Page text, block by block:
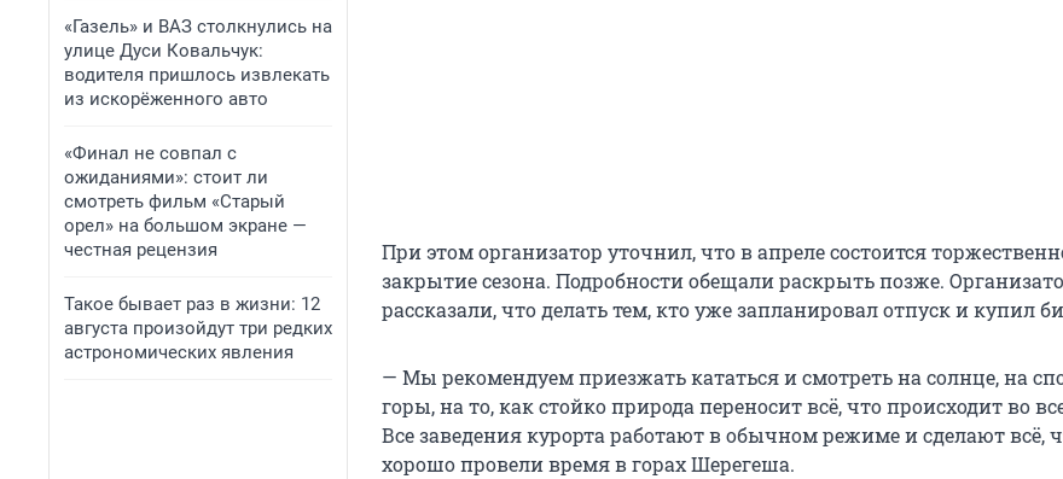
«Газель» и ВАЗ столкнулись на
улице Дуси Ковальчук:
водителя пришлось извлекать
из искорёженного авто
«Финал не совпал с
ожиданиями»: стоит ли
смотреть фильм «Старый
орел» на большом экране —
честная рецензия
Такое бывает раз в жизни: 12
августа произойдут три редких
астрономических явления
При этом организатор уточнил, что в апреле состоится
закрытие сезона. Подробности обещали раскрыть позже.
рассказали, что делать тем, кто уже запланировал отпуск и купил
— Мы рекомендуем приезжать кататься и смотреть на солнце, на
горы, на то, как стойко природа переносит всё, что происходит во
Все заведения курорта работают в обычном режиме и сделают всё,
хорошо провели время в горах Шерегеша.